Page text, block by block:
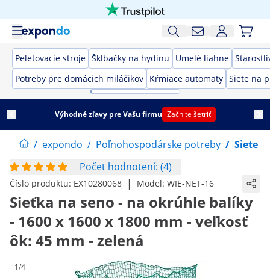
Peletovacie stroje Šklbačky na hydinu Umelé liahne
Potreby pre domácich miláčikov Kŕmiace automaty Siete na
Výhodné zľavy pre Vašu firmu Začnite šetriť
/ expondo / Poľnohospodárske potreby / Siete
Počet hodnotení: (4)
Číslo produktu: EX10280068 | Model: WIE-NET-16
Sieťka na seno - na okrúhle balíky
- 1600 x 1600 x 1800 mm - veľkosť
ôk: 45 mm - zelená
1/4